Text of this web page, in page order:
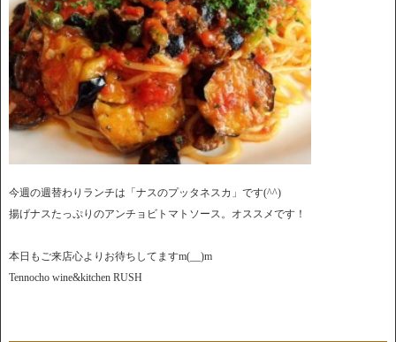
今週の週替わりランチは「ナスのプッタネスカ」です(^^)
揚げナスたっぷりのアンチョビトマトソース。オススメです！
本日もご来店心よりお待ちしてますm(__)m
Tennocho wine&kitchen RUSH